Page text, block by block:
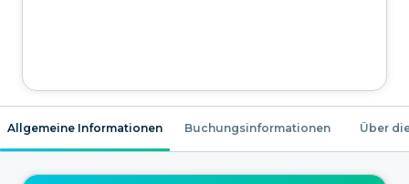
Allgemeine Informationen Buchungsinformationen Über